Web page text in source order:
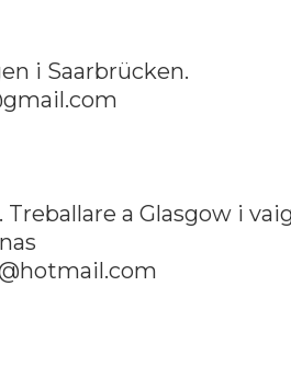
i Saarbrücken.
a Glasgow i